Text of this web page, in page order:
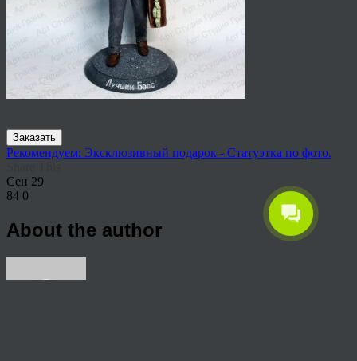
Заказать
Рекомендуем: Эксклюзивный подарок - Статуэтка по фото.
Сен 29
84 0
About the author